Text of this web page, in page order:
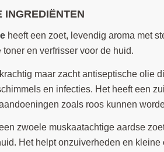
INGREDIËNTEN
heeft een zoet, levendig aroma met
en verfrisser voor de huid.
maar zacht antiseptische olie
en infecties. Het heeft een
zoals roos kunnen
zwoele muskaatachtige aardse
Het helpt onzuiverheden en